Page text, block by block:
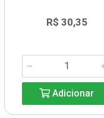
R$ 30,35
Adicionar